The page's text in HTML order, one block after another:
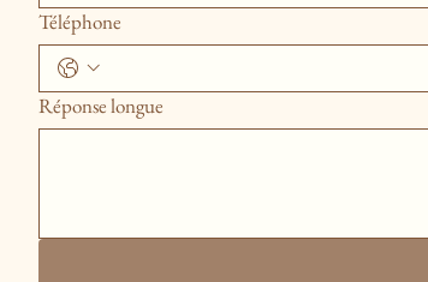
Téléphone
Réponse longue